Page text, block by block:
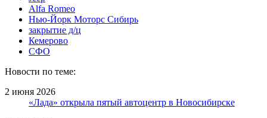
Alfa Romeo
Нью-Йорк Моторс Сибирь
закрытие д/ц
Кемерово
СФО
Новости по теме:
2 июня 2026
«Лада» открыла пятый автоцентр в Новосибирске